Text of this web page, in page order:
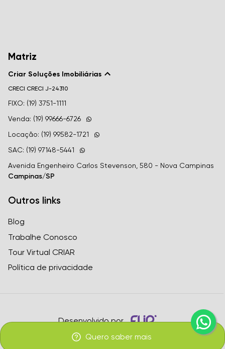
Quero saber mais
Matriz
Criar Soluções Imobiliárias
CRECI CRECI J-24310
FIXO: (19) 3751-1111
Venda: (19) 99666-6726
Locação: (19) 99582-1721
SAC: (19) 97148-5441
Avenida Engenheiro Carlos Stevenson, 580 - Nova Campinas
Campinas/SP
Outros links
Blog
Trabalhe Conosco
Tour Virtual CRIAR
Política de privacidade
Desenvolvido por